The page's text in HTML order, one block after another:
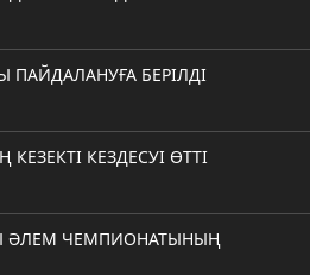
ПАЙДАЛАНУҒА БЕРІЛДІ
КЕЗДЕСУІ ӨТТІ
ӘЛЕМ ЧЕМПИОНАТЫНЫҢ